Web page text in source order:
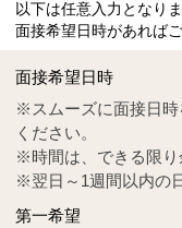
Tel
0570-55-
以下は任意入力となりま
面接希望日時があれば
面接希望日時
※スムーズに面接日時
ください。
※時間は、できる限り
※翌日～1週間以内の
第一希望